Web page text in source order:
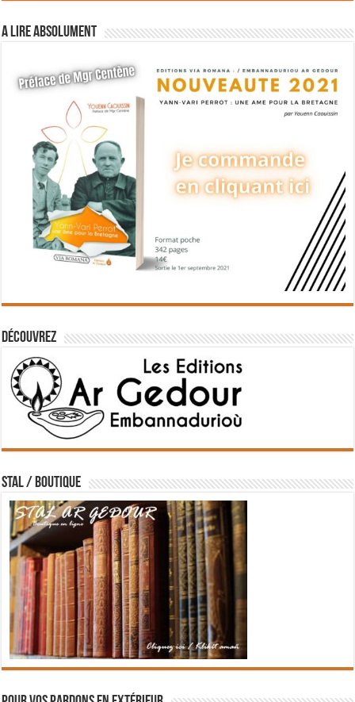
A lire absolument
Découvrez
STAL / BOUTIQUE